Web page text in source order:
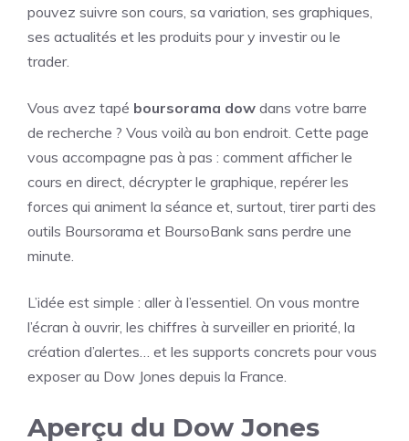
pouvez suivre son cours, sa variation, ses graphiques,
ses actualités et les produits pour y investir ou le
trader.
Vous avez tapé boursorama dow dans votre barre
de recherche ? Vous voilà au bon endroit. Cette page
vous accompagne pas à pas : comment afficher le
cours en direct, décrypter le graphique, repérer les
forces qui animent la séance et, surtout, tirer parti des
outils Boursorama et BoursoBank sans perdre une
minute.
L’idée est simple : aller à l’essentiel. On vous montre
l’écran à ouvrir, les chiffres à surveiller en priorité, la
création d’alertes… et les supports concrets pour vous
exposer au Dow Jones depuis la France.
Aperçu du Dow Jones